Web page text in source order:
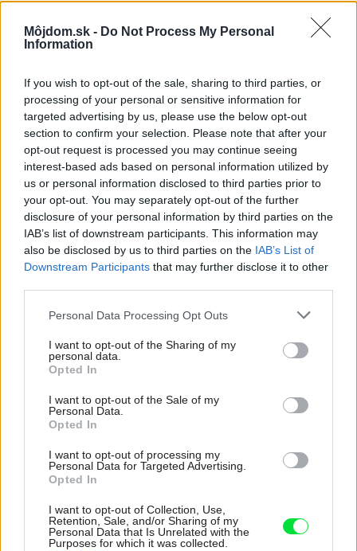
Môjdom.sk - Do Not Process My Personal
Information
If you wish to opt-out of the sale, sharing to third parties, or
processing of your personal or sensitive information for
targeted advertising by us, please use the below opt-out
section to confirm your selection. Please note that after your
opt-out request is processed you may continue seeing
interest-based ads based on personal information utilized by
us or personal information disclosed to third parties prior to
your opt-out. You may separately opt-out of the further
disclosure of your personal information by third parties on the
IAB’s list of downstream participants. This information may
also be disclosed by us to third parties on the IAB’s List of
Downstream Participants that may further disclose it to other
Please note that this website/app uses one or more Google
not limited to your visit or usage behaviour. You may click to
grant or deny consent to Google and its third-party tags to
use your data for below specified purposes in below Google
consent section.
Personal Data Processing Opt Outs
I want to opt-out of the Sharing of my
personal data.
Opted In
I want to opt-out of the Sale of my
Personal Data.
Opted In
I want to opt-out of processing my
Personal Data for Targeted Advertising.
Opted In
I want to opt-out of Collection, Use,
Retention, Sale, and/or Sharing of my
Personal Data that Is Unrelated with the
Purposes for which it was collected.
Sabína Zavarská
Foto: Ricardo Loureiro
Kategória: Návšteva
Tagy: chalupy historický dom
malý byt malý dom prístavby domov
rekonštrukcia
Pozrite si viac